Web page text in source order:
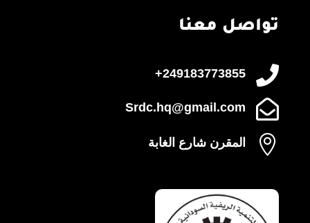
تواصل معنا

249183773855+

Srdc.hq@gmail.com
 المقرن شارع الغابة